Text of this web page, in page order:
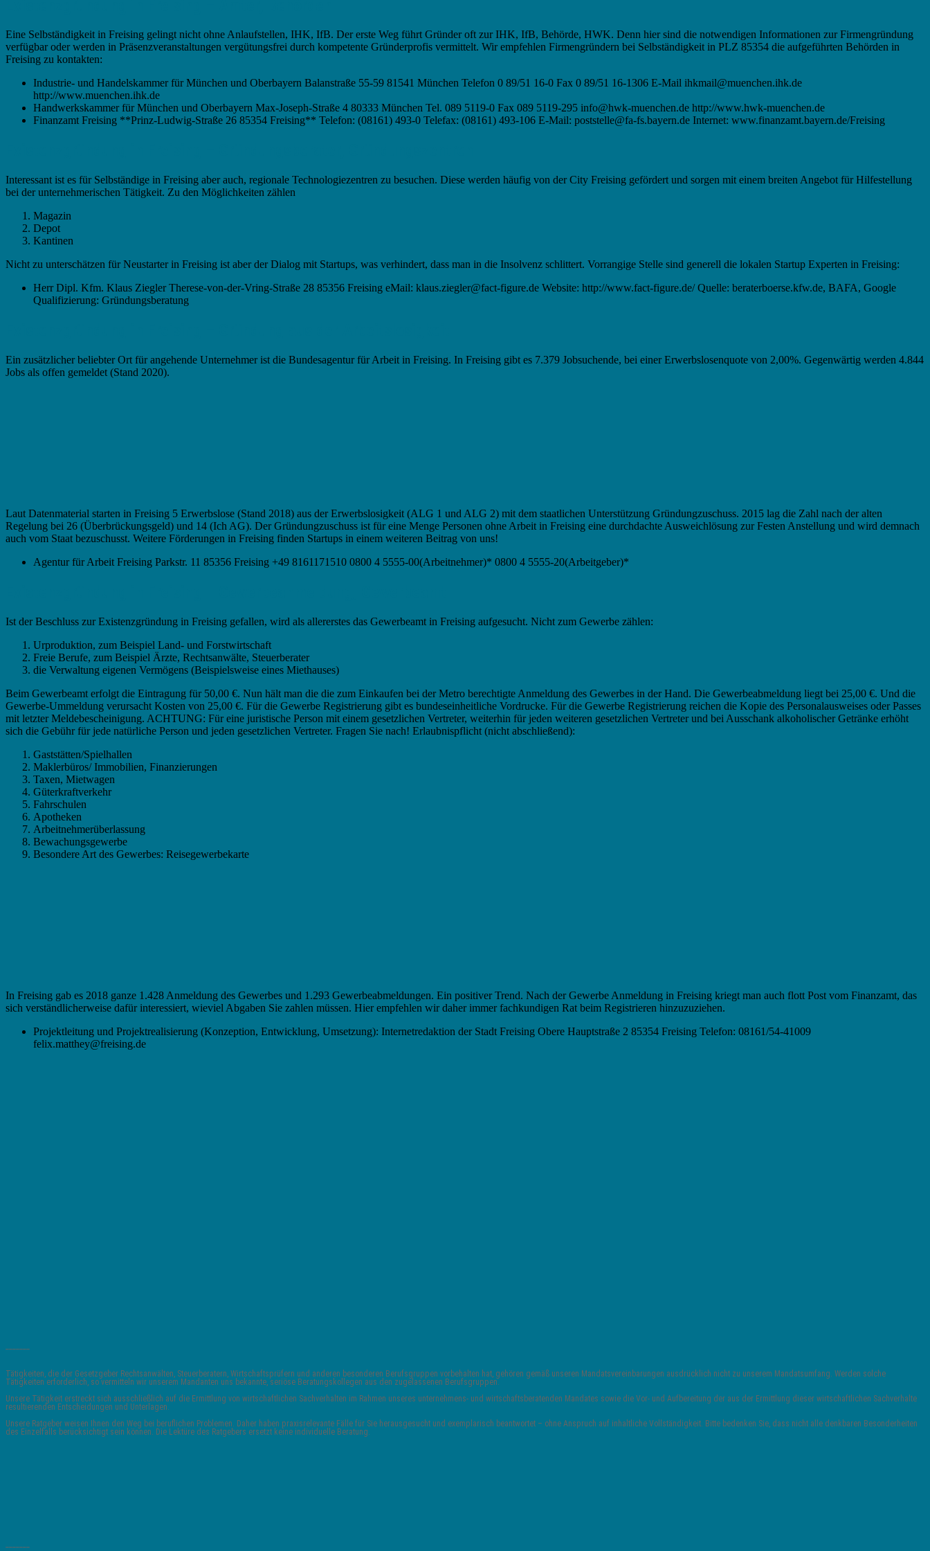
Eine Selbständigkeit in Freising gelingt nicht ohne Anlaufstellen, IHK, IfB. Der erste Weg führt Gründer oft zur IHK, IfB, Behörde, HWK. Denn hier sind die notwendigen Informationen zur Firmengründung
verfügbar oder werden in Präsenzveranstaltungen vergütungsfrei durch kompetente Gründerprofis vermittelt. Wir empfehlen Firmengründern bei Selbständigkeit in PLZ 85354 die aufgeführten Behörden in
Freising zu kontakten:
Industrie- und Handelskammer für München und Oberbayern Balanstraße 55-59 81541 München Telefon 0 89/51 16-0 Fax 0 89/51 16-1306 E-Mail ihkmail@muenchen.ihk.de
http://www.muenchen.ihk.de
Handwerkskammer für München und Oberbayern Max-Joseph-Straße 4 80333 München Tel. 089 5119-0 Fax 089 5119-295 info@hwk-muenchen.de http://www.hwk-muenchen.de
Finanzamt Freising **Prinz-Ludwig-Straße 26 85354 Freising** Telefon: (08161) 493-0 Telefax: (08161) 493-106 E-Mail: poststelle@fa-fs.bayern.de Internet: www.finanzamt.bayern.de/Freising
Interessant ist es für Selbständige in Freising aber auch, regionale Technologiezentren zu besuchen. Diese werden häufig von der City Freising gefördert und sorgen mit einem breiten Angebot für Hilfestellung
bei der unternehmerischen Tätigkeit. Zu den Möglichkeiten zählen
Magazin
Depot
Kantinen
Nicht zu unterschätzen für Neustarter in Freising ist aber der Dialog mit Startups, was verhindert, dass man in die Insolvenz schlittert. Vorrangige Stelle sind generell die lokalen Startup Experten in Freising:
Herr Dipl. Kfm. Klaus Ziegler Therese-von-der-Vring-Straße 28 85356 Freising eMail: klaus.ziegler@fact-figure.de Website: http://www.fact-figure.de/ Quelle: beraterboerse.kfw.de, BAFA, Google
Qualifizierung: Gründungsberatung
Ein zusätzlicher beliebter Ort für angehende Unternehmer ist die Bundesagentur für Arbeit in Freising. In Freising gibt es 7.379 Jobsuchende, bei einer Erwerbslosenquote von 2,00%. Gegenwärtig werden 4.844
Jobs als offen gemeldet (Stand 2020).
Laut Datenmaterial starten in Freising 5 Erwerbslose (Stand 2018) aus der Erwerbslosigkeit (ALG 1 und ALG 2) mit dem staatlichen Unterstützung Gründungzuschuss. 2015 lag die Zahl nach der alten
Regelung bei 26 (Überbrückungsgeld) und 14 (Ich AG). Der Gründungzuschuss ist für eine Menge Personen ohne Arbeit in Freising eine durchdachte Ausweichlösung zur Festen Anstellung und wird demnach
auch vom Staat bezuschusst. Weitere Förderungen in Freising finden Startups in einem weiteren Beitrag von uns!
Agentur für Arbeit Freising Parkstr. 11 85356 Freising +49 8161171510 0800 4 5555-00(Arbeitnehmer)* 0800 4 5555-20(Arbeitgeber)*
Ist der Beschluss zur Existenzgründung in Freising gefallen, wird als allererstes das Gewerbeamt in Freising aufgesucht. Nicht zum Gewerbe zählen:
Urproduktion, zum Beispiel Land- und Forstwirtschaft
Freie Berufe, zum Beispiel Ärzte, Rechtsanwälte, Steuerberater
die Verwaltung eigenen Vermögens (Beispielsweise eines Miethauses)
Beim Gewerbeamt erfolgt die Eintragung für 50,00 €. Nun hält man die die zum Einkaufen bei der Metro berechtigte Anmeldung des Gewerbes in der Hand. Die Gewerbeabmeldung liegt bei 25,00 €. Und die
Gewerbe-Ummeldung verursacht Kosten von 25,00 €. Für die Gewerbe Registrierung gibt es bundeseinheitliche Vordrucke. Für die Gewerbe Registrierung reichen die Kopie des Personalausweises oder Passes
mit letzter Meldebescheinigung. ACHTUNG: Für eine juristische Person mit einem gesetzlichen Vertreter, weiterhin für jeden weiteren gesetzlichen Vertreter und bei Ausschank alkoholischer Getränke erhöht
sich die Gebühr für jede natürliche Person und jeden gesetzlichen Vertreter. Fragen Sie nach! Erlaubnispflicht (nicht abschließend):
Gaststätten/Spielhallen
Maklerbüros/ Immobilien, Finanzierungen
Taxen, Mietwagen
Güterkraftverkehr
Fahrschulen
Apotheken
Arbeitnehmerüberlassung
Bewachungsgewerbe
Besondere Art des Gewerbes: Reisegewerbekarte
In Freising gab es 2018 ganze 1.428 Anmeldung des Gewerbes und 1.293 Gewerbeabmeldungen. Ein positiver Trend. Nach der Gewerbe Anmeldung in Freising kriegt man auch flott Post vom Finanzamt, das
sich verständlicherweise dafür interessiert, wieviel Abgaben Sie zahlen müssen. Hier empfehlen wir daher immer fachkundigen Rat beim Registrieren hinzuzuziehen.
Projektleitung und Projektrealisierung (Konzeption, Entwicklung, Umsetzung): Internetredaktion der Stadt Freising Obere Hauptstraße 2 85354 Freising Telefon: 08161/54-41009
felix.matthey@freising.de
Tätigkeiten, die der Gesetzgeber Rechtsanwälten, Steuerberatern, Wirtschaftsprüfern und anderen besonderen Berufsgruppen vorbehalten hat, gehören gemäß unseren Mandatsvereinbarungen ausdrücklich nicht zu unserem Mandatsumfang. Werden solche
Tätigkeiten erforderlich, so vermitteln wir unserem Mandanten uns bekannte, seriöse Beratungskollegen aus den zugelassenen Berufsgruppen.
Unsere Tätigkeit erstreckt sich ausschließlich auf die Ermittlung von wirtschaftlichen Sachverhalten im Rahmen unseres unternehmens- und wirtschaftsberatenden Mandates sowie die Vor- und Aufbereitung der aus der Ermittlung dieser wirtschaftlichen Sachverhalte
resultierenden Entscheidungen und Unterlagen.
Unsere Ratgeber weisen Ihnen den Weg bei beruflichen Problemen. Daher haben praxisrelevante Fälle für Sie herausgesucht und exemplarisch beantwortet – ohne Anspruch auf inhaltliche Vollständigkeit. Bitte bedenken Sie, dass nicht alle denkbaren Besonderheiten
des Einzelfalls berücksichtigt sein können. Die Lektüre des Ratgebers ersetzt keine individuelle Beratung.